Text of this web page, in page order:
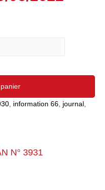
information 66 journal
N° 3931